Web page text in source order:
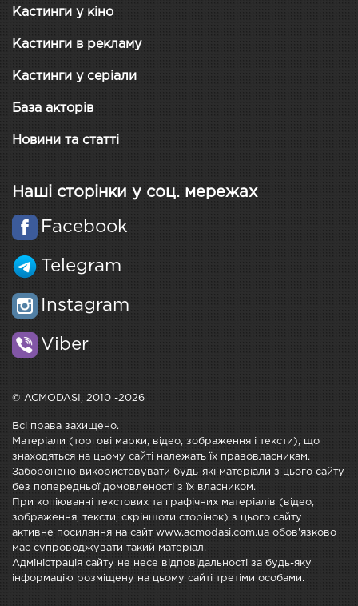
Кастинги у кіно
Кастинги в рекламу
Кастинги у серіали
База акторів
Новини та статті
Наші сторінки у соц. мережах
Facebook
Telegram
Instagram
Viber
© ACMODASI, 2010 -2026
Всі права захищено.
Матеріали (торгові марки, відео, зображення і тексти), що
знаходяться на цьому сайті належать їх правовласникам.
Заборонено використовувати будь-які матеріали з цього сайту
без попередньої домовленості з їх власником.
При копіюванні текстових та графічних матеріалів (відео,
зображення, тексти, скріншоти сторінок) з цього сайту
активне посилання на сайт www.acmodasi.com.ua обов'язково
має супроводжувати такий матеріал.
Адміністрація сайту не несе відповідальності за будь-яку
інформацію розміщену на цьому сайті третіми особами.